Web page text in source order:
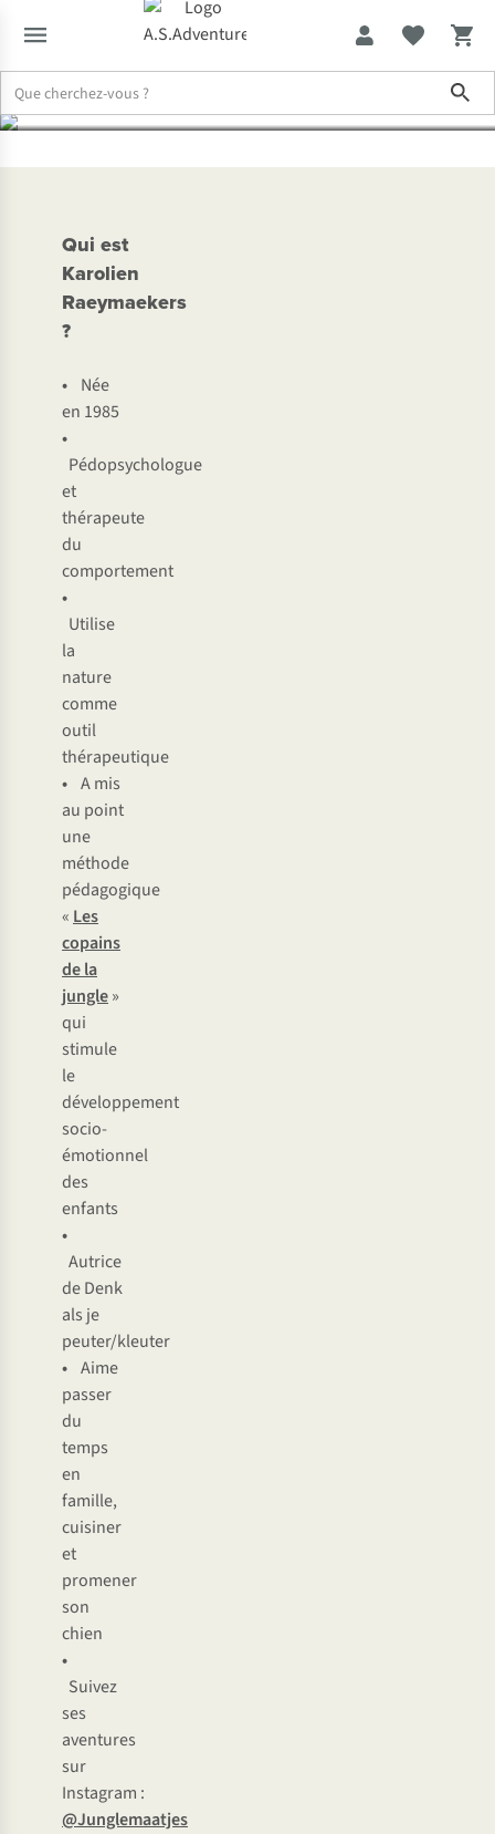
Karolien ?
Qui est
Karolien
Raeymaekers
?
• Née
en 1985
•
Pédopsychologue
et
thérapeute
du
comportement
•
Utilise
la
nature
comme
outil
thérapeutique
• A mis
au point
une
méthode
pédagogique
« Les
copains
de la
jungle»
qui
stimule
le
développement
socio-
émotionnel
des
enfants
•
Autrice
deDenk
als je
peuter/kleuter
• Aime
passer
du
temps
en
famille,
cuisiner
et
promener
son
chien
•
Suivez
ses
aventures
sur
Instagram :
@Junglemaatjes